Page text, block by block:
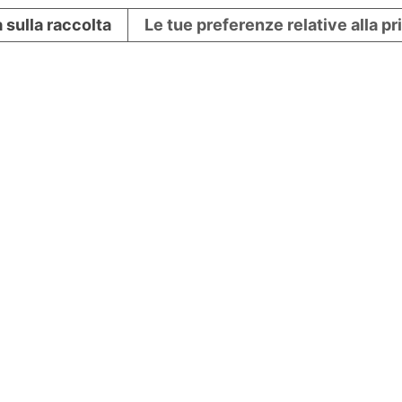
sulla raccolta Le tue preferenze relative alla